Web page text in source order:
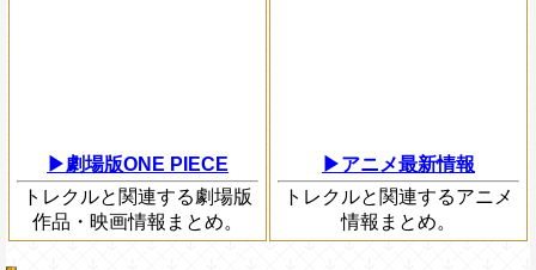
▶劇場版ONE PIECE
トレクルと関連する劇場版
作品・映画情報まとめ。
▶アニメ最新情報
トレクルと関連するアニメ
情報まとめ。